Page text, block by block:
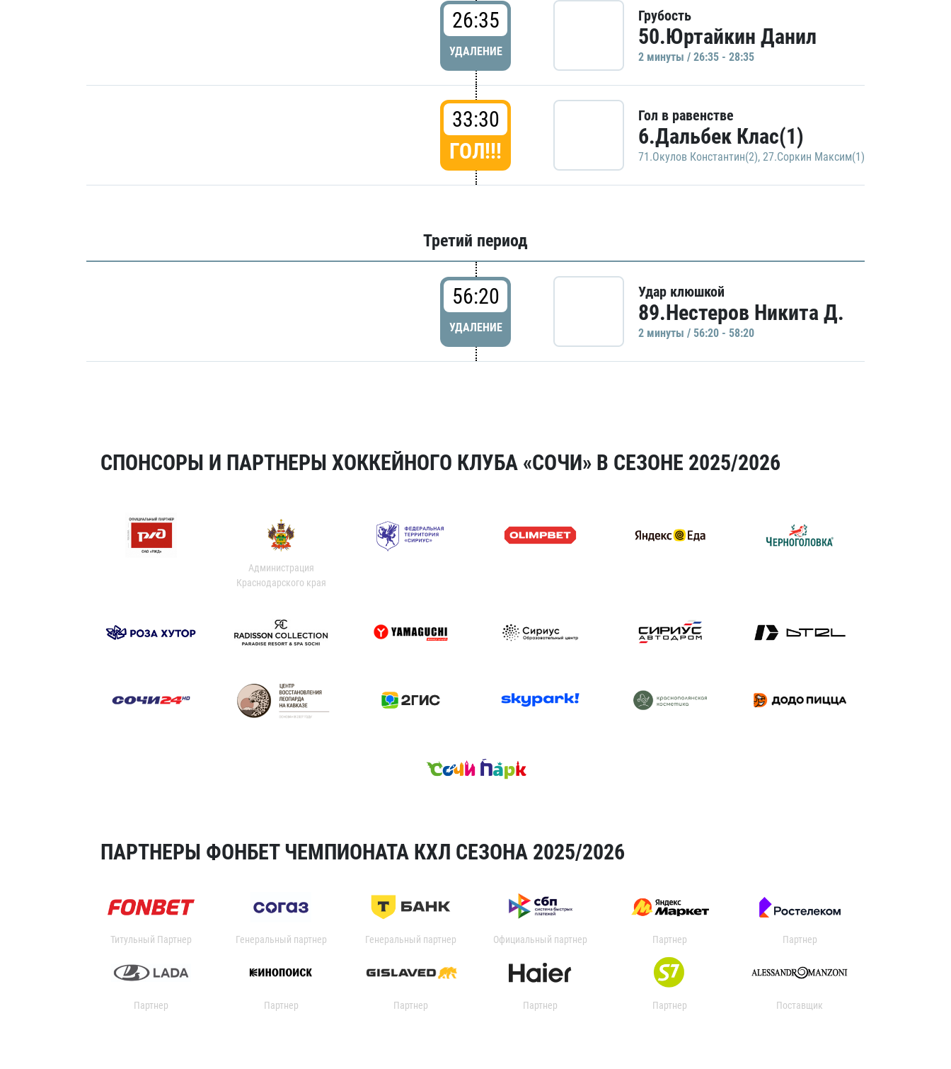
26:35
УДАЛЕНИЕ
Грубость
50.Юртайкин Данил
2 минуты / 26:35 - 28:35
33:30
ГОЛ!!!
Гол в равенстве
6.Дальбек Клас(1)
71.Окулов Константин(2), 27.Соркин Максим(1)
Третий период
56:20
УДАЛЕНИЕ
Удар клюшкой
89.Нестеров Никита Д.
2 минуты / 56:20 - 58:20
СПОНСОРЫ И ПАРТНЕРЫ ХОККЕЙНОГО КЛУБА «СОЧИ» В СЕЗОНЕ 2025/2026
Администрация
Краснодарского края
ПАРТНЕРЫ ФОНБЕТ ЧЕМПИОНАТА КХЛ СЕЗОНА 2025/2026
Титульный Партнер Генеральный партнер Генеральный партнер Официальный партнер Партнер Партнер
Партнер Партнер Партнер Партнер Партнер Поставщик